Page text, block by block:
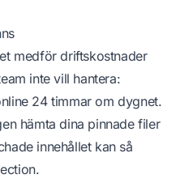
medför driftskostnader
inte vill hantera:
24 timmar om dygnet.
hämta dina pinnade filer
innehållet kan så